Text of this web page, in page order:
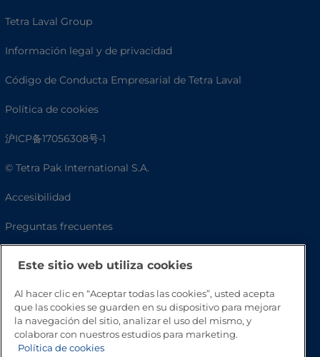
Tetra Laval Group
Información legal y de privacidad
Código de Conducta Empresarial de Tetra Laval
Política de cookies
沪ICP备17056308号-1
© Tetra Pak International S.A.
Accesibilidad
Preguntas frecuentes
Este sitio web utiliza cookies
Al hacer clic en “Aceptar todas las cookies”, usted acepta
que las cookies se guarden en su dispositivo para mejorar
la navegación del sitio, analizar el uso del mismo, y
colaborar con nuestros estudios para marketing.
Política de cookies